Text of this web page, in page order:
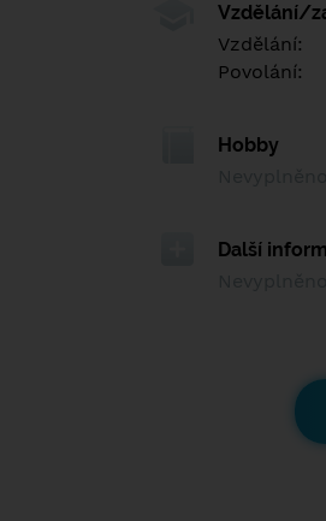
Vzdělání/
Vzdělání:
Povolání:
Hobby
Další